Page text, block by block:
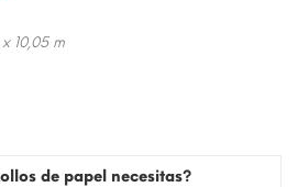
10,05 m
de papel necesitas?